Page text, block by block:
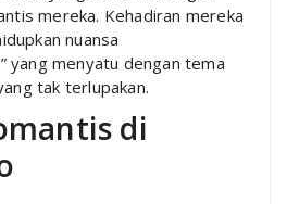
mereka. Kehadiran mereka
nuansa
yang menyatu dengan tema
tak terlupakan.
di